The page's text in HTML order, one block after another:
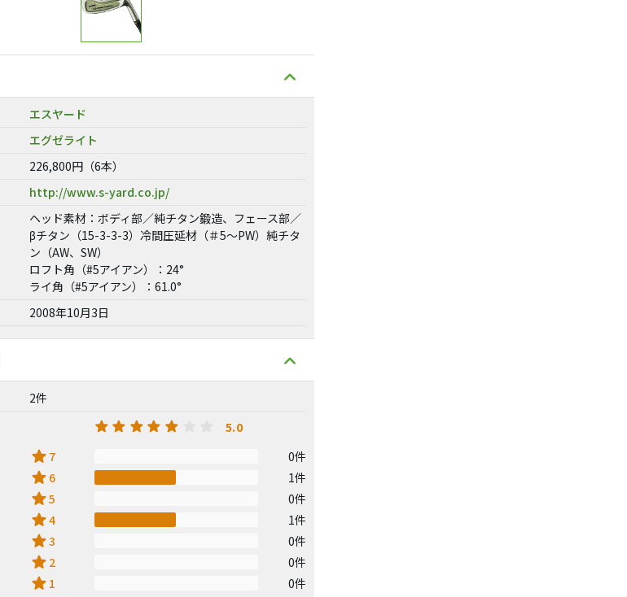
エスヤード
エグゼライト
226,800円（6本）
http://www.s-yard.co.jp/
ヘッド素材：ボディ部／純チタン鍛造、フェース部／
βチタン（15-3-3-3）冷間圧延材（＃5〜PW）純チタ
ン（AW、SW）
ロフト角（#5アイアン）：24°
ライ角（#5アイアン）：61.0°
2008年10月3日
2件
5.0
star 7 0件
star 6 1件
star5 0件
star4 1件
star3 0件
star 2 0件
star 1
0件